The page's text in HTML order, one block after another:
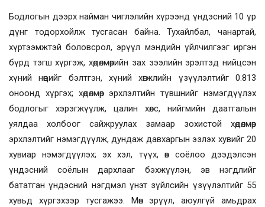
Бодлогын дээрх найман чиглэлийн хүрээнд үндэсний 10 үр
дүнг тодорхойлж тусгасан байна. Тухайлбал, чанартай,
хүртээмжтэй боловсрол, эрүүл мэндийн үйлчилгээг иргэн
бүрд тэгш хүргэж, хөдөлмөрийн зах зээлийн эрэлтэд нийцсэн
хүний нөөцийг бэлтгэн, хүний хөгжлийн үзүүлэлтийг 0.813
оноонд хүргэх; хөдөлмөр эрхлэлтийн түвшнийг нэмэгдүүлэх
бодлогыг хэрэгжүүлж, цалин хөлс, нийгмийн даатгалын
уялдаа холбоог сайжруулах замаар зохистой хөдөлмөр
эрхлэлтийг нэмэгдүүлж, дундаж давхаргын эзлэх хувийг 20
хувиар нэмэгдүүлэх; эх хэл, түүх, өв соёлоо дээдэлсэн
үндэсний соёлын дархлааг бэхжүүлэн, эв нэгдлийг
бататган үндэсний нэгдмэл үнэт зүйлсийн үзүүлэлтийг 55
хувьд хүргэхээр тусгажээ. Мөн эрүүл, аюулгүй амьдрах